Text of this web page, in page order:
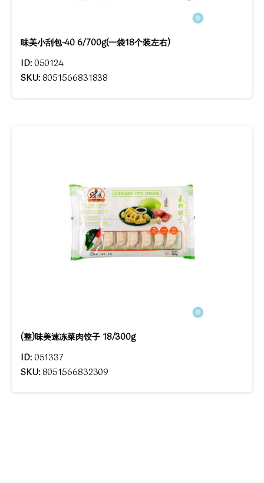
味美小刮包-40 6/700g(一袋18个装左右)
ID:050124
SKU:8051566831838
(整)味美速冻菜肉饺子 18/300g
ID:051337
SKU:8051566832309